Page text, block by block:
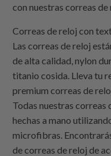
con nuestras correas de
Correas de reloj con
Las correas de reloj
de alta calidad, nylon
titanio cosida. Lleva tu
premium correas de
Todas nuestras correas
hechas a mano
microfibras.
de correas de reloj de